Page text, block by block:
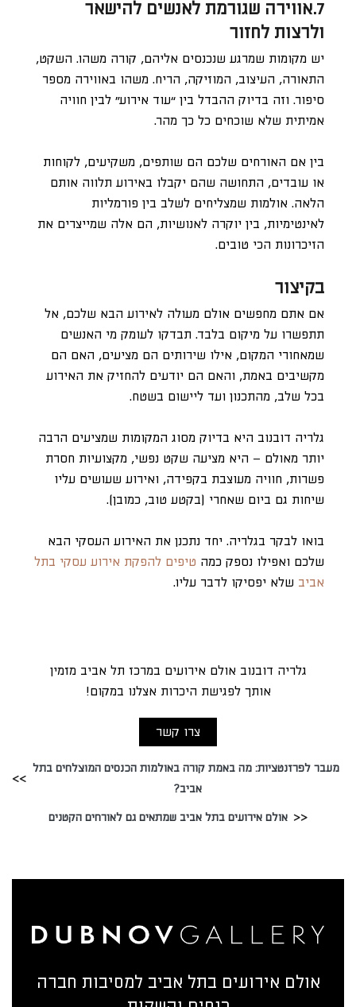
7.אווירה שגורמת לאנשים להישאר
ולרצות לחזור
יש מקומות שמרגע שנכנסים אליהם, קורה משהו. השקט,
התאורה, העיצוב, המוזיקה, הריח. משהו באווירה מספר
סיפור. וזה בדיוק ההבדל בין “עוד אירוע” לבין חוויה
אמיתית שלא שוכחים כל כך מהר.
בין אם האורחים שלכם הם שותפים, משקיעים, לקוחות
או עובדים, התחושה שהם יקבלו באירוע תלווה אותם
הלאה. אולמות שמצליחים לשלב בין פורמליות
לאינטימיות, בין יוקרה לאנושיות, הם אלה שמייצרים את
הזיכרונות הכי טובים.
בקיצור
אם אתם מחפשים אולם מעולה לאירוע הבא שלכם, אל
תתפשרו על מיקום בלבד. תבדקו לעומק מי האנשים
שמאחורי המקום, אילו שירותים הם מציעים, האם הם
מקשיבים באמת, והאם הם יודעים להחזיק את האירוע
בכל שלב, מהתכנון ועד ליישום בשטח.
גלריה דובנוב היא בדיוק מסוג המקומות שמציעים הרבה
יותר מאולם – היא מציעה שקט נפשי, מקצועיות חסרת
פשרות, חוויה מעוצבת בקפידה, ואירוע שעושים עליו
שיחות גם ביום שאחרי (בקטע טוב, כמובן).
בואו לבקר בגלריה. יחד נתכנן את האירוע העסקי הבא
שלכם ואפילו נספק כמה טיפים להפקת אירוע עסקי בתל
אביב שלא יפסיקו לדבר עליו.
גלריה דובנוב אולם אירועים במרכז תל אביב מזמין
אותך לפגישת היכרות אצלנו במקום!
צרו קשר
מעבר לפרזנטציות: מה באמת קורה באולמות הכנסים המוצלחים בתל
אביב?
אולם אירועים בתל אביב שמתאים גם לאורחים הקטנים
אולם אירועים בתל אביב למסיבות חברה